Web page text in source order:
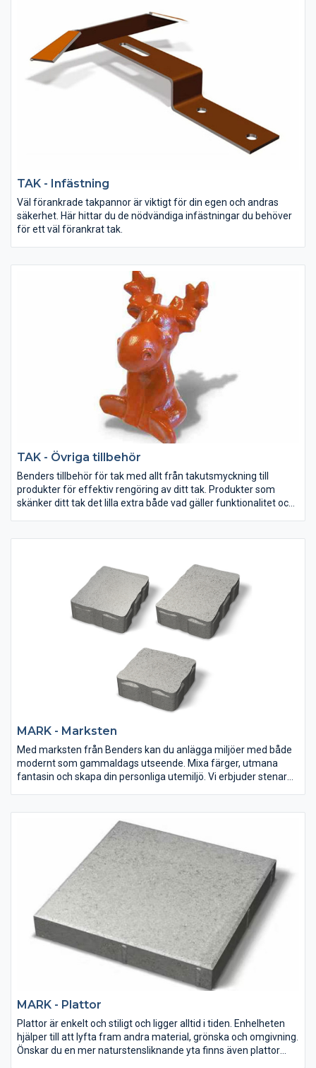
TAK - Infästning
Väl förankrade takpannor är viktigt för din egen och andras
säkerhet. Här hittar du de nödvändiga infästningar du behöver
för ett väl förankrat tak.
TAK - Övriga tillbehör
Benders tillbehör för tak med allt från takutsmyckning till
produkter för effektiv rengöring av ditt tak. Produkter som
skänker ditt tak det lilla extra både vad gäller funktionalitet och
MARK - Marksten
Med marksten från Benders kan du anlägga miljöer med både
modernt som gammaldags utseende. Mixa färger, utmana
fantasin och skapa din personliga utemiljö. Vi erbjuder stenar
MARK - Plattor
Plattor är enkelt och stiligt och ligger alltid i tiden. Enhelheten
hjälper till att lyfta fram andra material, grönska och omgivning.
Önskar du en mer naturstensliknande yta finns även plattor